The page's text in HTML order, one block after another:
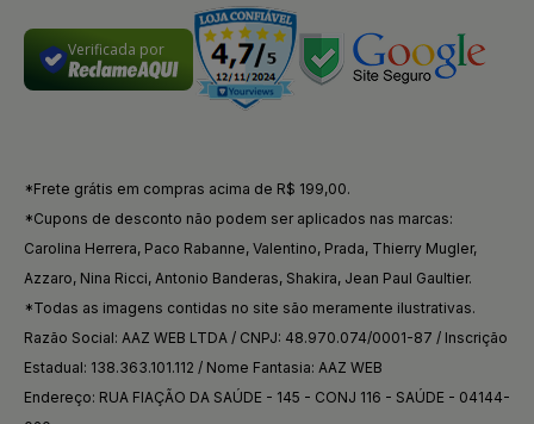
Verificada por
*Frete grátis em compras acima de R$ 199,00.
*Cupons de desconto não podem ser aplicados nas marcas:
Carolina Herrera, Paco Rabanne, Valentino, Prada, Thierry Mugler,
Azzaro, Nina Ricci, Antonio Banderas, Shakira, Jean Paul Gaultier.
*Todas as imagens contidas no site são meramente ilustrativas.
Razão Social: AAZ WEB LTDA / CNPJ: 48.970.074/0001-87 / Inscrição
Estadual: 138.363.101.112 / Nome Fantasia: AAZ WEB
Endereço: RUA FIAÇÃO DA SAÚDE - 145 - CONJ 116 - SAÚDE - 04144-